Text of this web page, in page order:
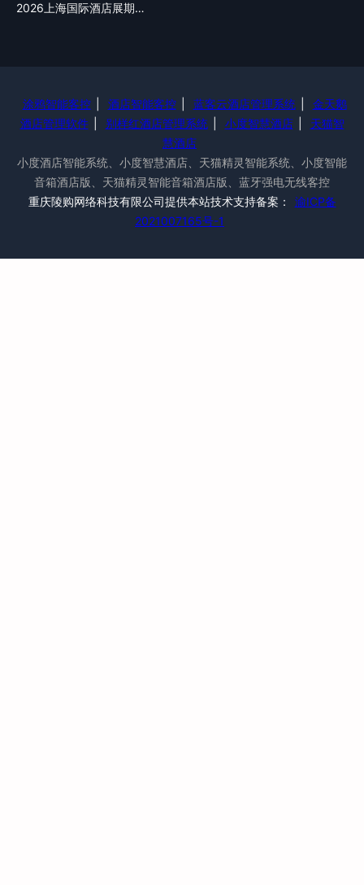
2026上海国际酒店展期…
涂鸦智能客控 酒店智能客控 蓝客云酒店管理系统
金天鹅
酒店管理软件
别样红酒店管理系统 小度智慧酒店
天猫智
慧酒店
小度酒店智能系统、小度智慧酒店、天猫精灵智能系统、小度智能
音箱酒店版、天猫精灵智能音箱酒店版、蓝牙强电无线客控
重庆陵购网络科技有限公司提供本站技术支持备案：
渝ICP备
2021007165号-1